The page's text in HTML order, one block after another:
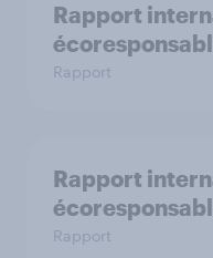
Rapport
Rapport
Rapport
Rapport